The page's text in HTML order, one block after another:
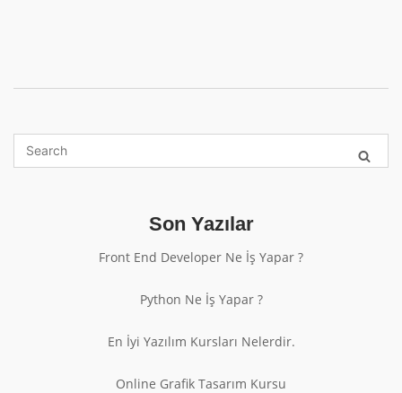
Son Yazılar
Front End Developer Ne İş Yapar ?
Python Ne İş Yapar ?
En İyi Yazılım Kursları Nelerdir.
Online Grafik Tasarım Kursu